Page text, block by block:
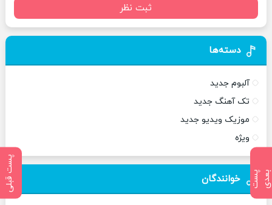
پ
س
ت
ب
ع
د ی پست قبلی
ثبت نظر
دسته‌ها
آلبوم جدید
تک آهنگ جدید
موزیک ویدیو جدید
ویژه
خوانندگان